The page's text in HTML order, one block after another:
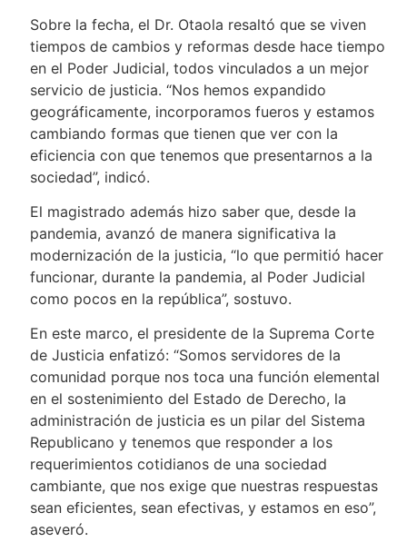
Sobre la fecha, el Dr. Otaola resaltó que se viven
tiempos de cambios y reformas desde hace tiempo
en el Poder Judicial, todos vinculados a un mejor
servicio de justicia. “Nos hemos expandido
geográficamente, incorporamos fueros y estamos
cambiando formas que tienen que ver con la
eficiencia con que tenemos que presentarnos a la
sociedad”, indicó.
El magistrado además hizo saber que, desde la
pandemia, avanzó de manera significativa la
modernización de la justicia, “lo que permitió hacer
funcionar, durante la pandemia, al Poder Judicial
como pocos en la república”, sostuvo.
En este marco, el presidente de la Suprema Corte
de Justicia enfatizó: “Somos servidores de la
comunidad porque nos toca una función elemental
en el sostenimiento del Estado de Derecho, la
administración de justicia es un pilar del Sistema
Republicano y tenemos que responder a los
requerimientos cotidianos de una sociedad
cambiante, que nos exige que nuestras respuestas
sean eficientes, sean efectivas, y estamos en eso”,
aseveró.